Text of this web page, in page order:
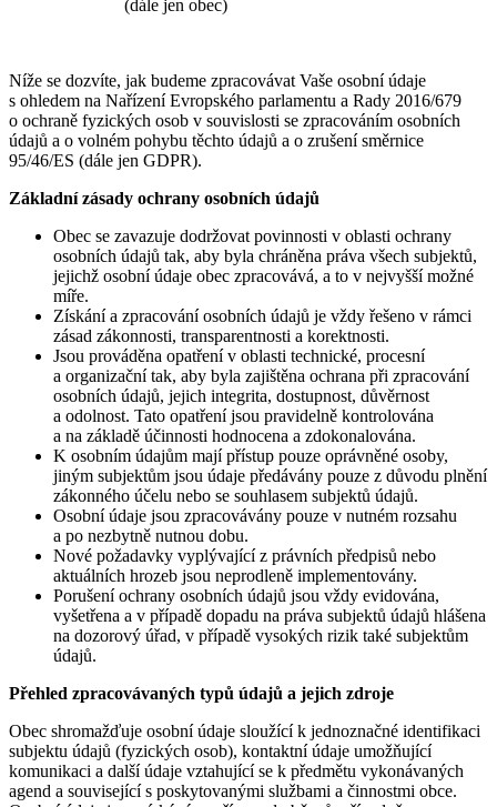
(dále jen obec)
Níže se dozvíte, jak budeme zpracovávat Vaše osobní údaje
s ohledem na Nařízení Evropského parlamentu a Rady 2016/679
o ochraně fyzických osob v souvislosti se zpracováním osobních
údajů a o volném pohybu těchto údajů a o zrušení směrnice
95/46/ES (dále jen GDPR).
Základní zásady ochrany osobních údajů
Obec se zavazuje dodržovat povinnosti v oblasti ochrany
osobních údajů tak, aby byla chráněna práva všech subjektů,
jejichž osobní údaje obec zpracovává, a to v nejvyšší možné
míře.
Získání a zpracování osobních údajů je vždy řešeno v rámci
zásad zákonnosti, transparentnosti a korektnosti.
Jsou prováděna opatření v oblasti technické, procesní
a organizační tak, aby byla zajištěna ochrana při zpracování
osobních údajů, jejich integrita, dostupnost, důvěrnost
a odolnost. Tato opatření jsou pravidelně kontrolována
a na základě účinnosti hodnocena a zdokonalována.
K osobním údajům mají přístup pouze oprávněné osoby,
jiným subjektům jsou údaje předávány pouze z důvodu plnění
zákonného účelu nebo se souhlasem subjektů údajů.
Osobní údaje jsou zpracovávány pouze v nutném rozsahu
a po nezbytně nutnou dobu.
Nové požadavky vyplývající z právních předpisů nebo
aktuálních hrozeb jsou neprodleně implementovány.
Porušení ochrany osobních údajů jsou vždy evidována,
vyšetřena a v případě dopadu na práva subjektů údajů hlášena
na dozorový úřad, v případě vysokých rizik také subjektům
údajů.
Přehled zpracovávaných typů údajů a jejich zdroje
Obec shromažďuje osobní údaje sloužící k jednoznačné identifikaci
subjektu údajů (fyzických osob), kontaktní údaje umožňující
komunikaci a další údaje vztahující se k předmětu vykonávaných
agend a související s poskytovanými službami a činnostmi obce.